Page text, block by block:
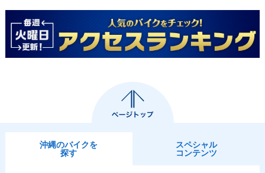
沖縄のバイクを
探す
スペシャル
コンテンツ